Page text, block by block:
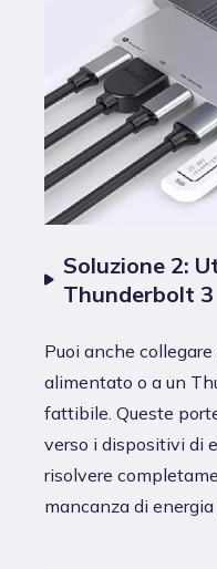
Soluzione 2:
Thunderbolt
Puoi anche
alimentato o a un
fattibile. Queste
verso i dispositivi di
risolvere
mancanza di energia